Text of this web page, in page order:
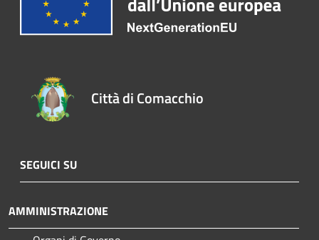
Città di Comacchio
SEGUICI SU
AMMINISTRAZIONE